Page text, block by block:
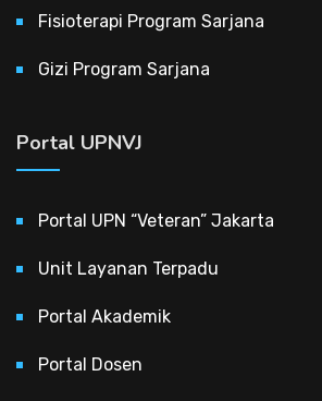
Fisioterapi Program Sarjana
Gizi Program Sarjana
Portal UPNVJ
Portal UPN “Veteran” Jakarta
Unit Layanan Terpadu
Portal Akademik
Portal Dosen